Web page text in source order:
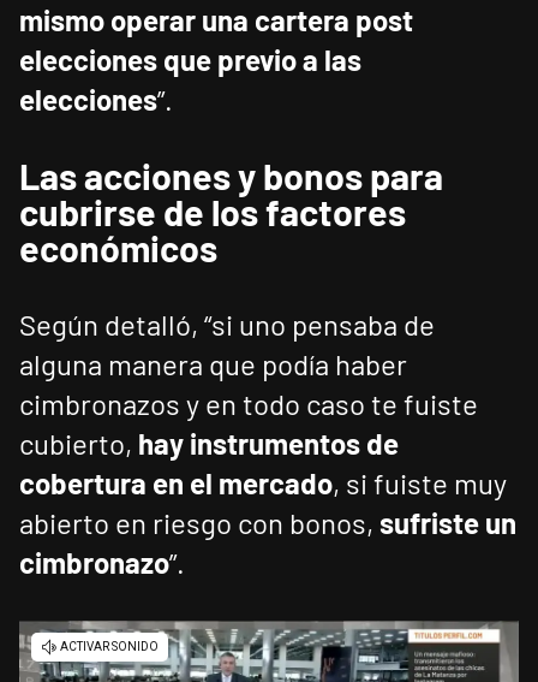
mismo operar una cartera post
elecciones que previo a las
elecciones”.
Las acciones y bonos para
cubrirse de los factores
económicos
Según detalló, “si uno pensaba de
alguna manera que podía haber
cimbronazos y en todo caso te fuiste
cubierto, hay instrumentos de
cobertura en el mercado, si fuiste muy
abierto en riesgo con bonos, sufriste un
cimbronazo”.